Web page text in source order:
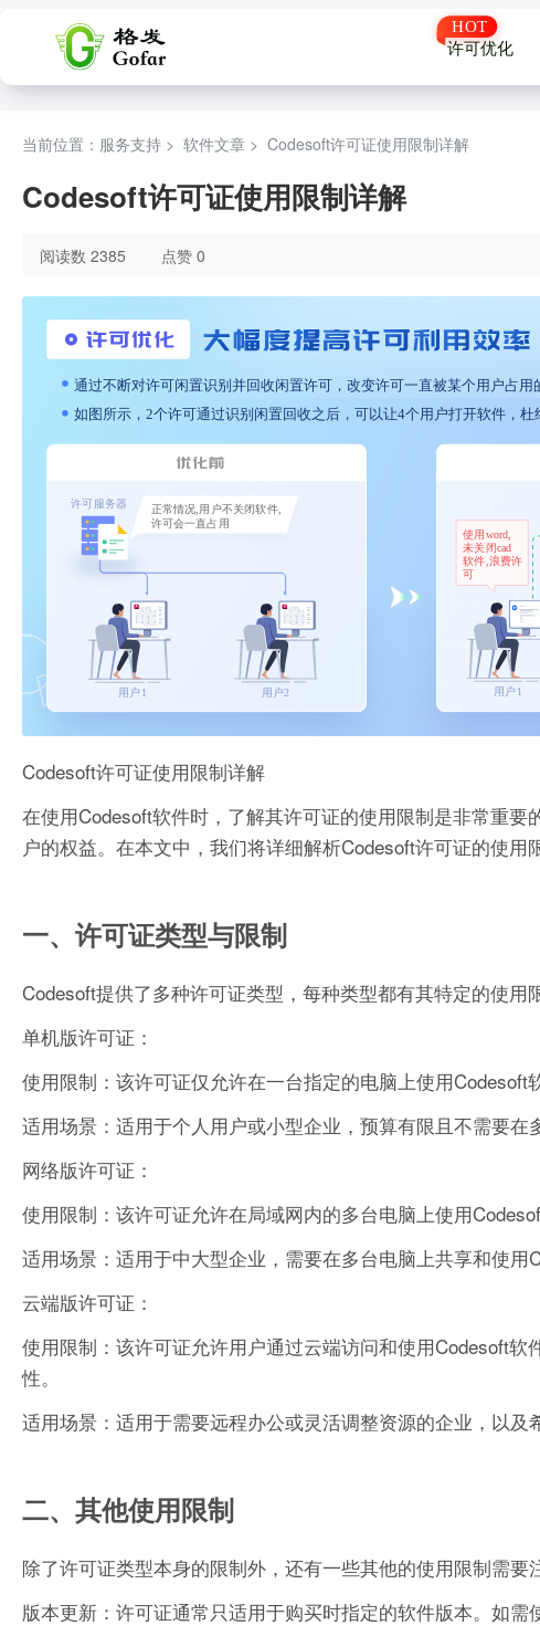
许可优化
当前位置：服务支持 > 软件文章 > Codesoft许可证使用限制详解
Codesoft许可证使用限制详解
阅读数 2385 点赞 0
Codesoft许可证使用限制详解
在使用Codesoft软件时，了解其许可证的使用限制是非常重
户的权益。在本文中，我们将详细解析Codesoft许可证的使用
一、许可证类型与限制
Codesoft提供了多种许可证类型，每种类型都有其特定的使用
单机版许可证：
使用限制：该许可证仅允许在一台指定的电脑上使用Codesoft
适用场景：适用于个人用户或小型企业，预算有限且不需要在
网络版许可证：
使用限制：该许可证允许在局域网内的多台电脑上使用
适用场景：适用于中大型企业，需要在多台电脑上共享和使用
云端版许可证：
使用限制：该许可证允许用户通过云端访问和使用Codesoft
性。
适用场景：适用于需要远程办公或灵活调整资源的企业，以及
二、其他使用限制
除了许可证类型本身的限制外，还有一些其他的使用限制需要
版本更新：许可证通常只适用于购买时指定的软件版本。如需